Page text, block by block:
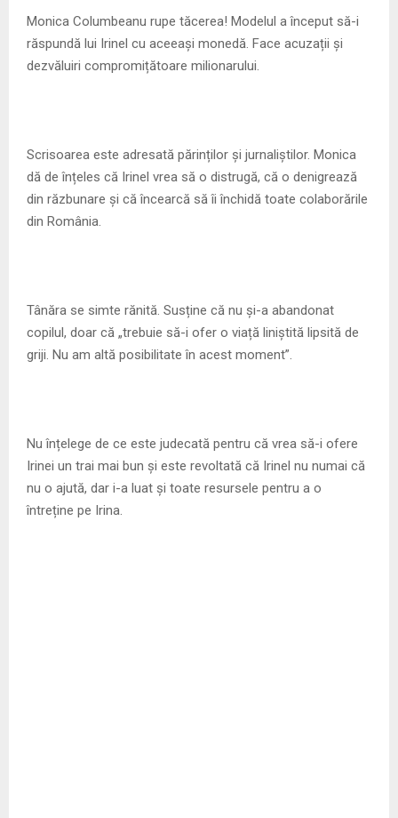
E
U
Monica Columbeanu rupe tăcerea! Modelul a început să-i
răspundă lui Irinel cu aceeași monedă. Face acuzații și
dezvăluiri compromițătoare milionarului.
Scrisoarea este adresată părinților și jurnaliștilor. Monica
dă de înțeles că Irinel vrea să o distrugă, că o denigrează
din răzbunare și că încearcă să îi închidă toate colaborările
din România.
Tânăra se simte rănită. Susține că nu și-a abandonat
copilul, doar că „trebuie să-i ofer o viață liniștită lipsită de
griji. Nu am altă posibilitate în acest moment”.
Nu înțelege de ce este judecată pentru că vrea să-i ofere
Irinei un trai mai bun și este revoltată că Irinel nu numai că
nu o ajută, dar i-a luat și toate resursele pentru a o
întreține pe Irina.